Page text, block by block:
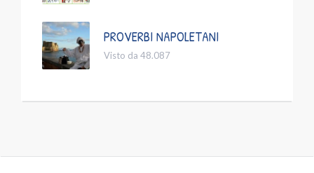
PROVERBI NAPOLETANI
Visto da 48.087